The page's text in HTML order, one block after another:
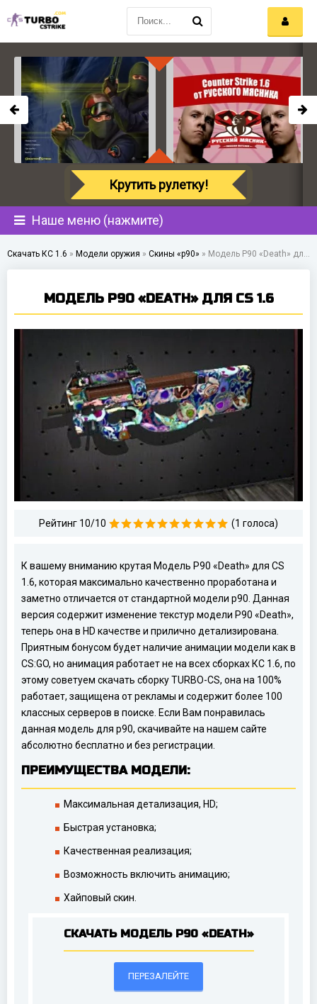
Наше меню (нажмите)
Скачать КС 1.6 » Модели оружия » Скины «p90» » Модель P90 «Death» для CS 1.6
МОДЕЛЬ P90 «DEATH» ДЛЯ CS 1.6
Рейтинг 10/10 (1 голоса)
К вашему вниманию крутая Модель P90 «Death» для CS
1.6, которая максимально качественно проработана и
заметно отличается от стандартной модели p90. Данная
версия содержит изменение текстур модели P90 «Death»,
теперь она в HD качестве и прилично детализирована.
Приятным бонусом будет наличие анимации модели как в
CS:GO, но анимация работает не на всех сборках КС 1.6, по
этому советуем скачать сборку TURBO-CS, она на 100%
работает, защищена от рекламы и содержит более 100
классных серверов в поиске. Если Вам понравилась
данная модель для p90, скачивайте на нашем сайте
абсолютно бесплатно и без регистрации.
ПРЕИМУЩЕСТВА МОДЕЛИ:
Максимальная детализация, HD;
Быстрая установка;
Качественная реализация;
Возможность включить анимацию;
Хайповый скин.
СКАЧАТЬ МОДЕЛЬ P90 «DEATH»
ПЕРЕЗАЛЕЙТЕ
Крутить рулетку!